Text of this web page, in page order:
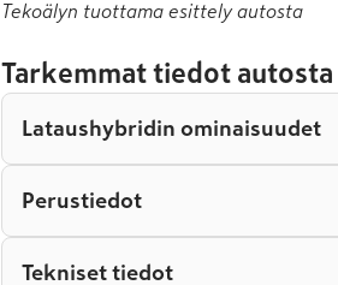
Tekoälyn tuottama esittely autosta
Tarkemmat tiedot autosta
Lataushybridin ominaisuudet
Perustiedot
Tekniset tiedot